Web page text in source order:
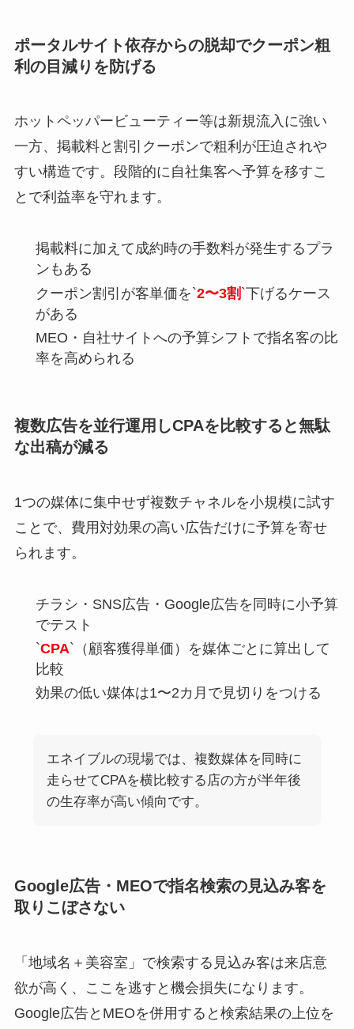
ポータルサイト依存からの脱却でクーポン粗
利の目減りを防げる
ホットペッパービューティー等は新規流入に強い
一方、掲載料と割引クーポンで粗利が圧迫されや
すい構造です。段階的に自社集客へ予算を移すこ
とで利益率を守れます。
掲載料に加えて成約時の手数料が発生するプラ
ンもある
クーポン割引が客単価を`2〜3割 `下げるケース
がある
MEO・自社サイトへの予算シフトで指名客の比
率を高められる
複数広告を並行運用しCPAを比較すると無駄
な出稿が減る
1つの媒体に集中せず複数チャネルを小規模に試す
ことで、費用対効果の高い広告だけに予算を寄せ
られます。
チラシ・SNS広告・Google広告を同時に小予算
でテスト
`CPA`（顧客獲得単価）を媒体ごとに算出して
比較
効果の低い媒体は1〜2カ月で見切りをつける
エネイブルの現場では、複数媒体を同時に
走らせてCPAを横比較する店の方が半年後
の生存率が高い傾向です。
Google広告・MEOで指名検索の見込み客を
取りこぼさない
「地域名＋美容室」で検索する見込み客は来店意
欲が高く、ここを逃すと機会損失になります。
Google広告とMEOを併用すると検索結果の上位を